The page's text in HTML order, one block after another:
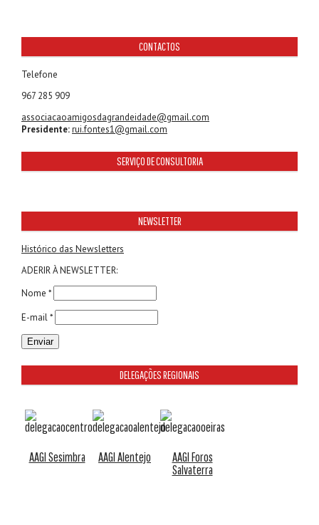
CONTACTOS
Telefone
967 285 909
associacaoamigosdagrandeidade@gmail.com
Presidente:rui.fontes1@gmail.com
SERVIÇO DE CONSULTORIA
NEWSLETTER
Histórico das Newsletters
ADERIR À NEWSLETTER:
Nome *
E-mail *
DELEGAÇÕES REGIONAIS
AAGI Sesimbra AAGI Alentejo
AAGI Foros
Salvaterra